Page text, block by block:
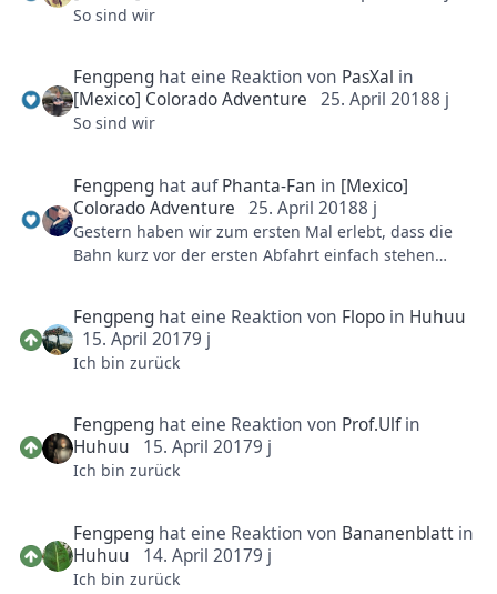
So sind wir
Fengpeng hat eine Reaktion von PasXal in
[Mexico] Colorado Adventure
25. April 20188 j
So sind wir
Fengpeng hat aufPhanta-Fan in [Mexico]
Colorado Adventure
25. April 20188 j
Gestern haben wir zum ersten Mal erlebt, dass die
Bahn kurz vor der ersten Abfahrt einfach stehen
jedem einen QP in die Hand und dann liefen wir
zusammen runter...hat mir sehr gut gefallen wie
professionell das gemacht wurde. Da geht der
wieder etwas später einwandfrei fuhr. Das haben wir
natürlich gleich ausgenutzt. Diese Bahn möchte ich
nicht missen, alleine schon wegen meiner Tochter, sie
bleiben", wie war das schnell und zweimal hopste ich
sogar etwas hoch Na rausfallen ist ja zum Glück
nicht drin, aber für mich war sie sehr rasant.
Fengpeng hat eine Reaktion von Flopo in Huhuu
15. April 20179 j
Ich bin zurück
Fengpeng hat eine Reaktion von Prof.Ulfin
Huhuu
15. April 20179 j
Ich bin zurück
Fengpeng hat eine Reaktion von Bananenblatt in
Huhuu
14. April 20179 j
Ich bin zurück